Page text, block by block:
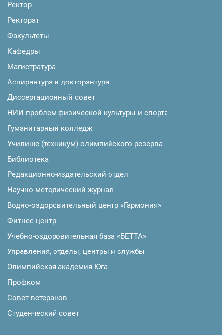
Ректор
Ректорат
Факультеты
Кафедры
Магистратура
Аспирантура и докторантура
Диссертационный совет
НИИ проблем физической культуры и спорта
Гуманитарный колледж
Училище (техникум) олимпийского резерва
Библиотека
Редакционно-издательский отдел
Научно-методический журнал
Водно-оздоровительный центр «Гармония»
Фитнес центр
Учебно-оздоровительная база «БЕТТА»
Управления, отделы, центры и службы
Олимпийская академия Юга
Профком
Совет ветеранов
Студенческий совет